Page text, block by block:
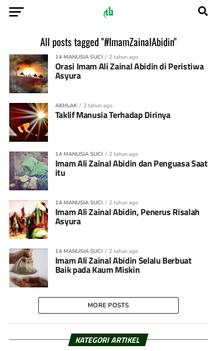
All posts tagged "#ImamZainalAbidin"
14 MANUSIA SUCI 2 tahun ago
Orasi Imam Ali Zainal Abidin di Peristiwa
Asyura
AKHLAK 2 tahun ago
Taklif Manusia Terhadap Dirinya
14 MANUSIA SUCI 2 tahun ago
Imam Ali Zainal Abidin dan Penguasa Saat
itu
14 MANUSIA SUCI 2 tahun ago
Imam Ali Zainal Abidin, Penerus Risalah
Asyura
14 MANUSIA SUCI 2 tahun ago
Imam Ali Zainal Abidin Selalu Berbuat
Baik pada Kaum Miskin
MORE POSTS
KATEGORI ARTIKEL